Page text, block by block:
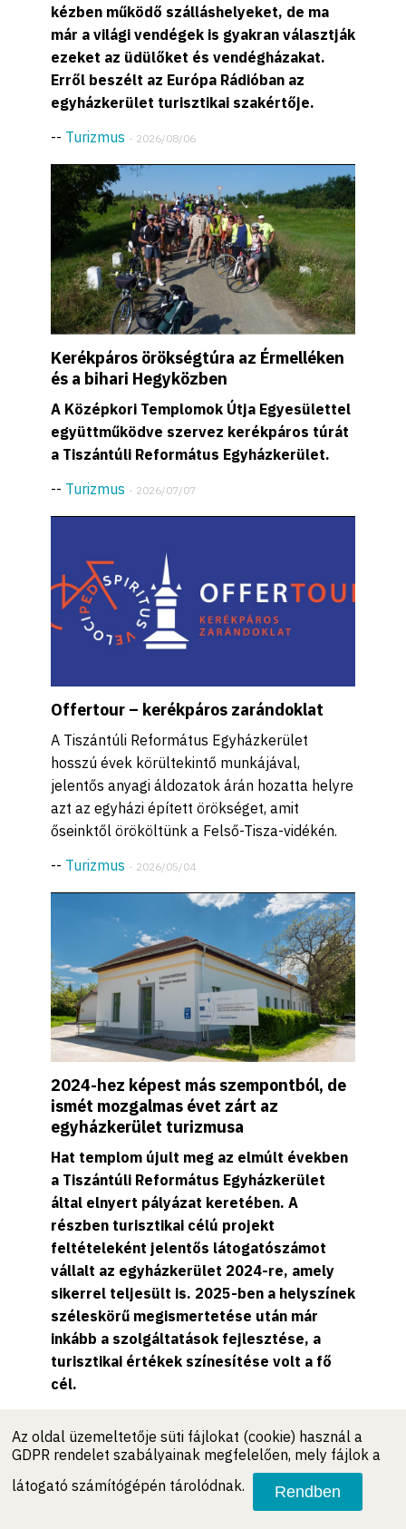
Az oldal üzemeltetője süti fájlokat (cookie) használ a
GDPR rendelet szabályainak megfelelően, mely fájlok a
látogató számítógépén tárolódnak.
Rendben
kézben működő szálláshelyeket, de ma
már a világi vendégek is gyakran választják
ezeket az üdülőket és vendégházakat.
Erről beszélt az Európa Rádióban az
egyházkerület turisztikai szakértője.
-- Turizmus - 2026/08/06
Kerékpáros örökségtúra az Érmelléken
és a bihari Hegyközben
A Középkori Templomok Útja Egyesülettel
együttműködve szervez kerékpáros túrát
a Tiszántúli Református Egyházkerület.
-- Turizmus - 2026/07/07
Offertour – kerékpáros zarándoklat
A Tiszántúli Református Egyházkerület
hosszú évek körültekintő munkájával,
jelentős anyagi áldozatok árán hozatta helyre
azt az egyházi épített örökséget, amit
őseinktől örököltünk a Felső-Tisza-vidékén.
-- Turizmus - 2026/05/04
2024-hez képest más szempontból, de
ismét mozgalmas évet zárt az
egyházkerület turizmusa
Hat templom újult meg az elmúlt években
a Tiszántúli Református Egyházkerület
által elnyert pályázat keretében. A
részben turisztikai célú projekt
feltételeként jelentős látogatószámot
vállalt az egyházkerület 2024-re, amely
sikerrel teljesült is. 2025-ben a helyszínek
széleskörű megismertetése után már
inkább a szolgáltatások fejlesztése, a
turisztikai értékek színesítése volt a fő
cél.